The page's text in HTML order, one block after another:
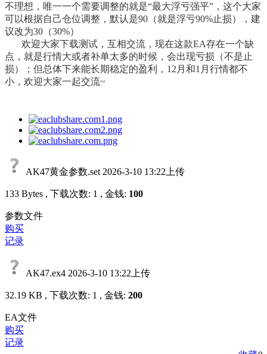
不理想，唯一一个需要调整的就是“最大浮亏强平”，这个大家
可以根据自己仓位调整，默认是90（就是浮亏90%止损），建
议改为30（30%）
欢迎大家下载测试，互相交流，现在这款EA存在一个缺
点，就是行情大或者补单太多的时候，会出现亏损（不是止
损）；但总体下来能长期稳定的盈利，12月和1月行情都不
小，欢迎大家一起交流~
AK47黄金参数.set 2026-3-10 13:22上传
133 Bytes , 下载次数: 1 , 金钱: 100
参数文件
购买
记录
AK47.ex4 2026-3-10 13:22上传
32.19 KB , 下载次数: 1 , 金钱: 200
EA文件
购买
记录